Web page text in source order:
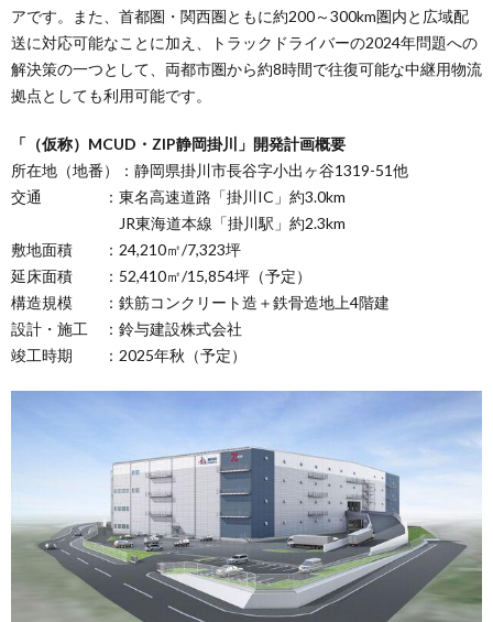
アです。また、首都圏・関西圏ともに約200～300km圏内と広域配
送に対応可能なことに加え、トラックドライバーの2024年問題への
解決策の一つとして、両都市圏から約8時間で往復可能な中継用物流
拠点としても利用可能です。
「（仮称）MCUD・ZIP静岡掛川」開発計画概要
所在地（地番）：静岡県掛川市長谷字小出ヶ谷1319-51他
交通 ：東名高速道路「掛川IC」約3.0km
JR東海道本線「掛川駅」約2.3km
敷地面積 ：24,210㎡/7,323坪
延床面積 ：52,410㎡/15,854坪（予定）
構造規模 ：鉄筋コンクリート造＋鉄骨造地上4階建
設計・施工 ：鈴与建設株式会社
竣工時期 ：2025年秋（予定）